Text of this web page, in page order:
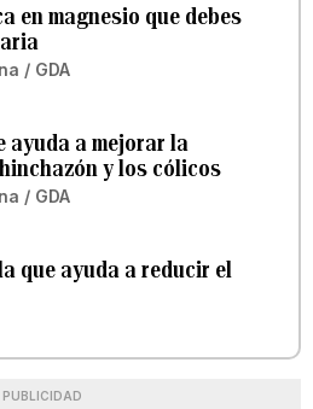
en magnesio que debes
/ GDA
ayuda a mejorar la
y los cólicos
/ GDA
que ayuda a reducir el
PUBLICIDAD